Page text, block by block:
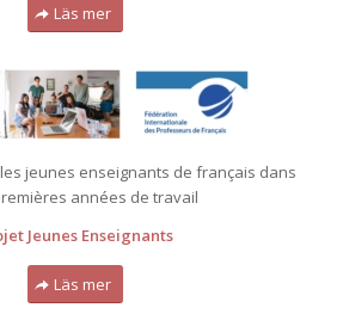
Läs mer
jeunes enseignants de français dans
années de travail
Jeunes Enseignants
Läs mer